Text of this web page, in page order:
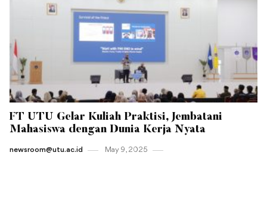
FT UTU Gelar Kuliah Praktisi, Jembatani
Mahasiswa dengan Dunia Kerja Nyata
newsroom@utu.ac.id May 9 , 2025